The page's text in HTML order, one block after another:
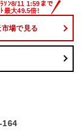
場で見る
164